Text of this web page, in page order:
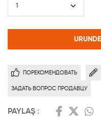
ПОРЕКОМЕНДОВАТЬ
ЗАДАТЬ ВОПРОС ПРОДАВЦУ
PAYLAŞ :